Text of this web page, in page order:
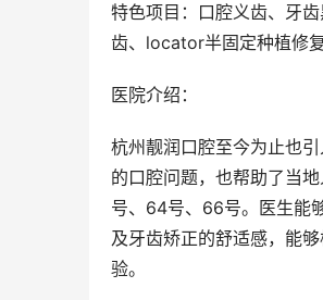
特色项目：口腔义齿、牙
齿、locator半固定种植修
医院介绍：
杭州靓润口腔至今为止也
的口腔问题，也帮助了当
号、64号、66号。医生能
及牙齿矫正的舒适感，能
验。